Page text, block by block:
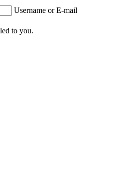
Username or E-mail
to you.